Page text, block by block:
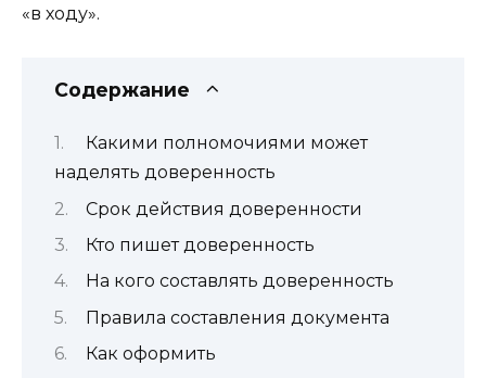
«в ходу».
Содержание
Какими полномочиями может
наделять доверенность
Срок действия доверенности
Кто пишет доверенность
На кого составлять доверенность
Правила составления документа
Как оформить